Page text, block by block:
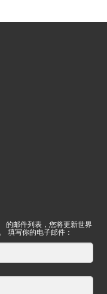
的邮件列表，您将更新世界
填写你的电子邮件：